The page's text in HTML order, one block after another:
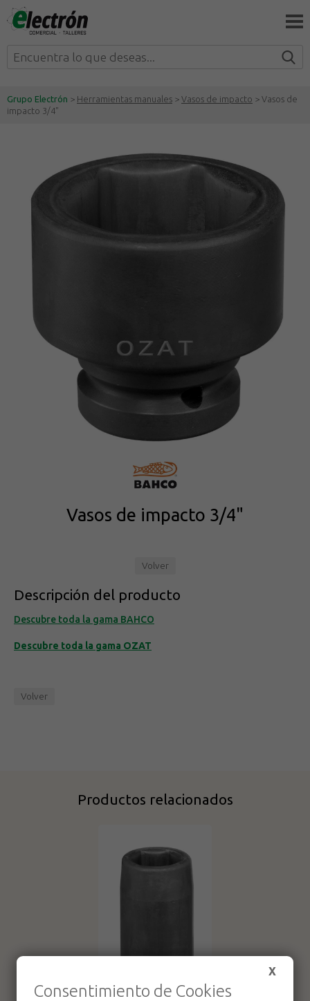
Grupo Electrón > Herramientas manuales > Vasos de impacto > Vasos de
impacto 3/4"
Vasos de impacto 3/4"
Volver
Descripción del producto
Descubre toda la gama BAHCO
Descubre toda la gama OZAT
Volver
Productos relacionados
X
Consentimiento de Cookies